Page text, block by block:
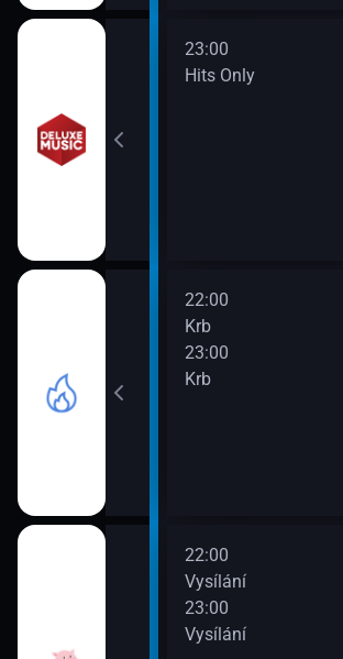
23:00
Hits Only
22:00
Krb
23:00
Krb
22:00
Vysílání
23:00
Vysílání